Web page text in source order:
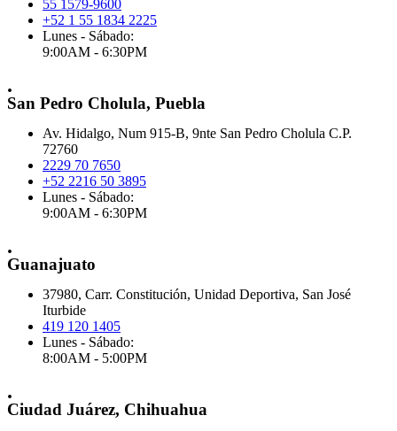
55 1579-9600
+52 1 55 1834 2225
Lunes - Sábado:
9:00AM - 6:30PM
.
San Pedro Cholula, Puebla
Av. Hidalgo, Num 915-B, 9nte San Pedro Cholula C.P.
72760
2229 70 7650
+52 2216 50 3895
Lunes - Sábado:
9:00AM - 6:30PM
.
Guanajuato
37980, Carr. Constitución, Unidad Deportiva, San José
Iturbide
419 120 1405
Lunes - Sábado:
8:00AM - 5:00PM
.
Ciudad Juárez, Chihuahua